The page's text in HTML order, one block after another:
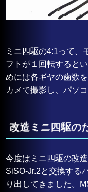
ミニ四駆の4:1って、
フトが１回転すると
めには各ギヤの歯数
カメで撮影し、パソ
改造ミニ四駆の
今度はミニ四駆の改
SiSO-Jr.2と交換する
り出してきました。